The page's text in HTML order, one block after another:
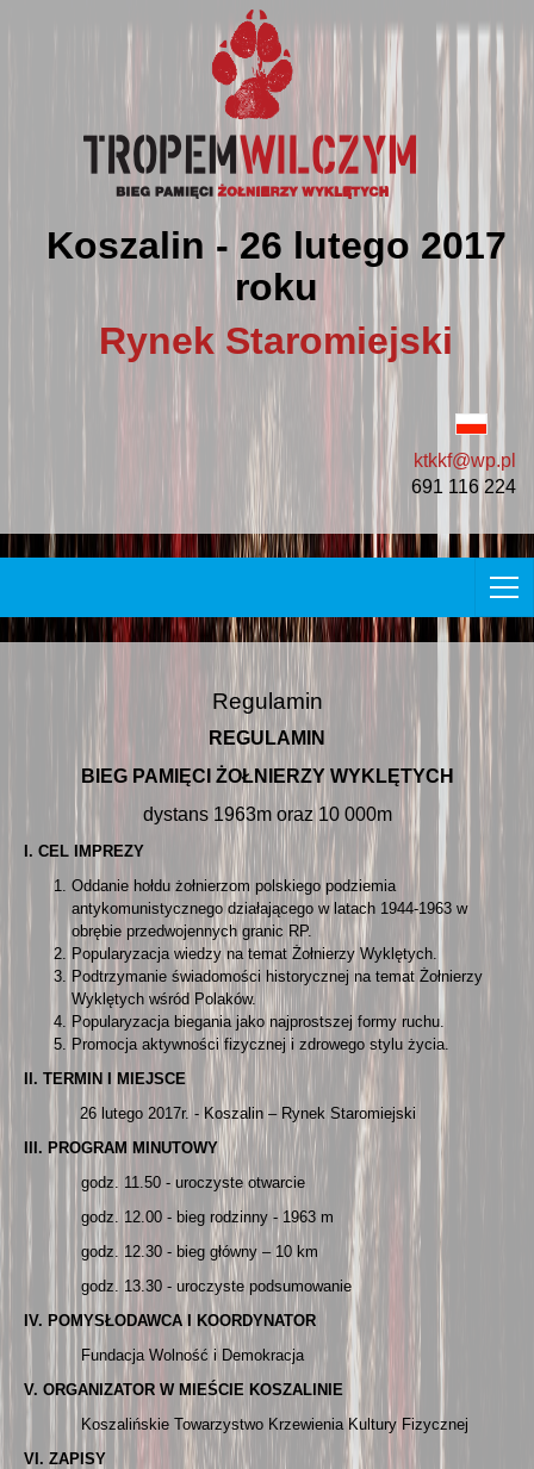
Koszalin - 26 lutego 2017
roku
Rynek Staromiejski
ktkkf@wp.pl
691 116 224
Regulamin
REGULAMIN
BIEG PAMIĘCI ŻOŁNIERZY WYKLĘTYCH
dystans 1963m oraz 10 000m
I. CEL IMPREZY
Oddanie hołdu żołnierzom polskiego podziemia
antykomunistycznego działającego w latach 1944-1963 w
obrębie przedwojennych granic RP.
Popularyzacja wiedzy na temat Żołnierzy Wyklętych.
Podtrzymanie świadomości historycznej na temat Żołnierzy
Wyklętych wśród Polaków.
Popularyzacja biegania jako najprostszej formy ruchu.
Promocja aktywności fizycznej i zdrowego stylu życia.
II. TERMIN I MIEJSCE
26 lutego 2017r. - Koszalin – Rynek Staromiejski
III. PROGRAM MINUTOWY
godz. 11.50 - uroczyste otwarcie
godz. 12.00 - bieg rodzinny - 1963 m
godz. 12.30 - bieg główny – 10 km
godz. 13.30 - uroczyste podsumowanie
IV. POMYSŁODAWCA I KOORDYNATOR
Fundacja Wolność i Demokracja
V. ORGANIZATOR W MIEŚCIE KOSZALINIE
Koszalińskie Towarzystwo Krzewienia Kultury Fizycznej
VI. ZAPISY